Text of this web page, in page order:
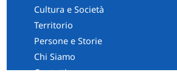
Cultura e Società
Territorio
Persone e Storie
Chi Siamo
Contatti